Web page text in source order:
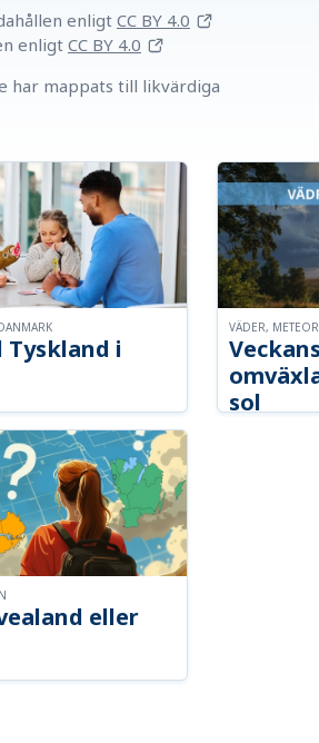
enligt CC BY 4.0
enligt CC BY 4.0
har mappats till likvärdiga
i
sol
VÄDER,
eller